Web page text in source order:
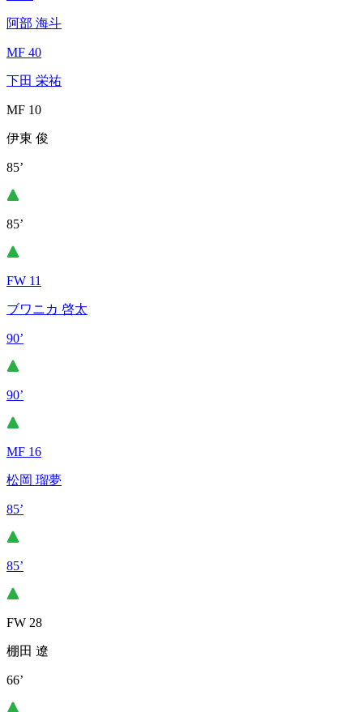
阿部 海斗
MF 40
下田 栄祐
MF 10
伊東 俊
85’
85’
FW 11
ブワニカ 啓太
90’
90’
MF 16
松岡 瑠夢
85’
85’
FW 28
棚田 遼
66’